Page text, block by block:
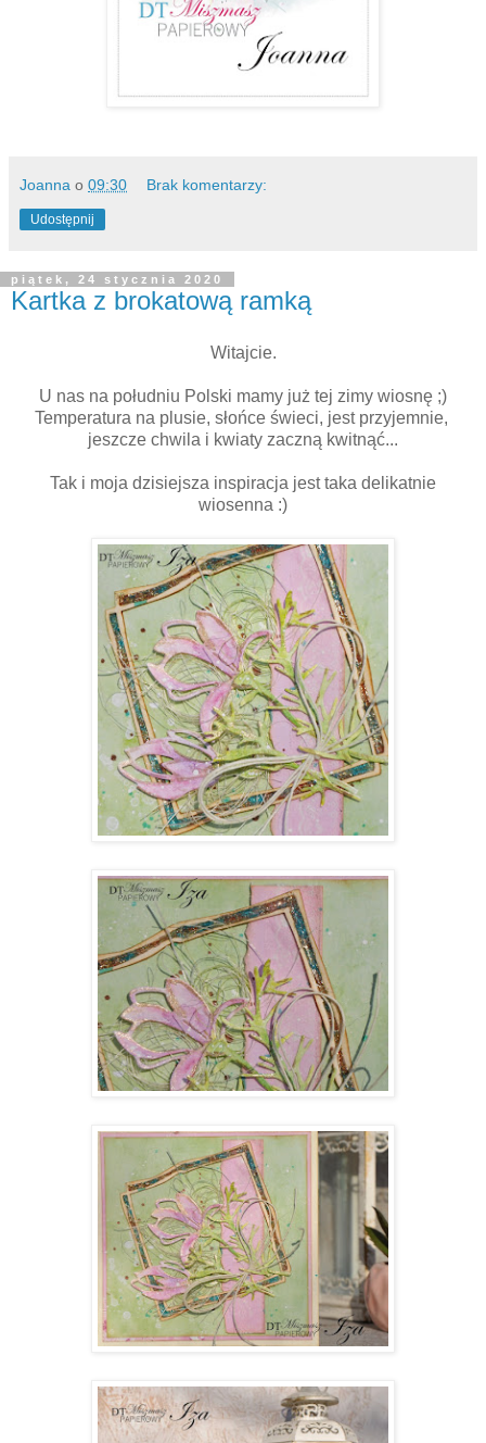
Joanna o 09:30 Brak komentarzy:
Udostępnij
piątek, 24 stycznia 2020
Kartka z brokatową ramką
Witajcie.
U nas na południu Polski mamy już tej zimy wiosnę ;)
Temperatura na plusie, słońce świeci, jest przyjemnie,
jeszcze chwila i kwiaty zaczną kwitnąć...
Tak i moja dzisiejsza inspiracja jest taka delikatnie
wiosenna :)